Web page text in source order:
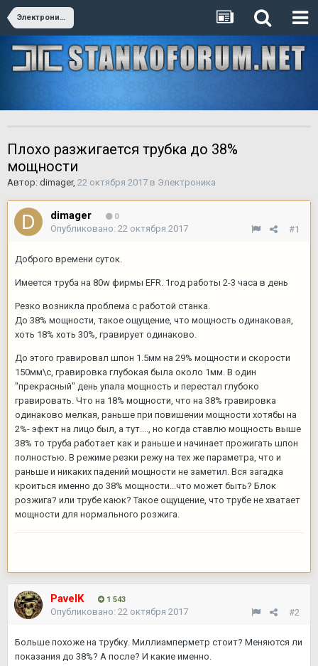
Электроника
Плохо разжигается трубка до 38%
мощности
Автор: dimager, 22 октября 2017 в Электроника
dimager 0
#1
Опубликовано: 22 октября 2017
Доброго времени суток.
Имеется труба на 80w фирмы EFR. 1год работы 2-3 часа в день
Резко возникла проблема с работой станка.
До 38% мощности, такое ощущение, что мощность одинаковая,
хоть 18% хоть 30%, гравирует одинаково.
До этого гравировал шпон 1.5мм на 29% мощности и скорости
150мм\с, гравировка глубокая была около 1мм. В один
"прекрасный" день упала мощность и перестал глубоко
гравировать. Что на 18% мощности, что на 38% гравировка
одинаково мелкая, раньше при повишении мощности хотябы на
2%- эфект на лицо был, а тут...., но когда ставлю мощность выше
38% то труба работает как и раньше и начинает прожигать шпон
полностью. В режиме резки режу на тех же параметра, что и
раньше и никаких падений мощности не заметил. Вся загадка
кроиться именно до 38% мощности...что может быть? Блок
розжига? или трубе каюк? Такое ощущение, что трубе не хватает
мощности для нормального розжига.
PavelK 1 543
#2
Опубликовано: 22 октября 2017
Больше похоже на трубку. Миллиамперметр стоит? Меняются ли
показания до 38%? А после? И какие именно.